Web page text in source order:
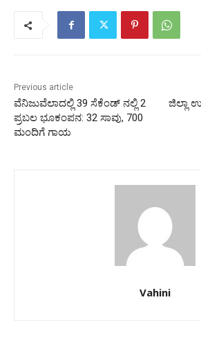
Previous article
ವೆನಿಜುವೆಲಾದಲ್ಲಿ 39 ಸೆಕೆಂಡ್‌ ನಲ್ಲಿ 2
ಪ್ರಬಲ ಭೂಕಂಪನ: 32 ಸಾವು, 700
ಮಂದಿಗೆ ಗಾಯ
ಜಿಲ್ಲಾ
Vahini